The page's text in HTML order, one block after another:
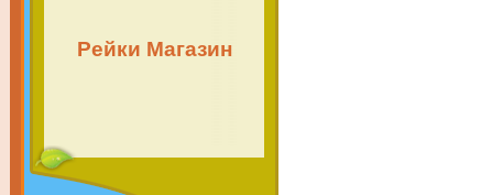
Рейки Магазин